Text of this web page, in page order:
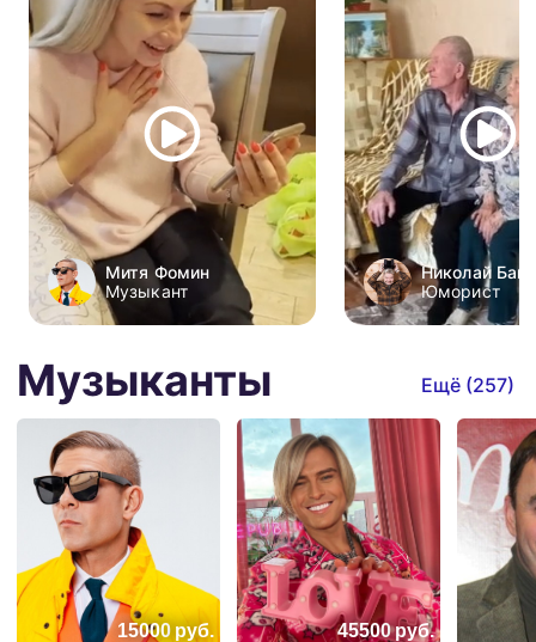
Митя Фомин
Музыкант
Николай
Юморист
Музыканты Ещё (257)
15000руб. 45500руб.